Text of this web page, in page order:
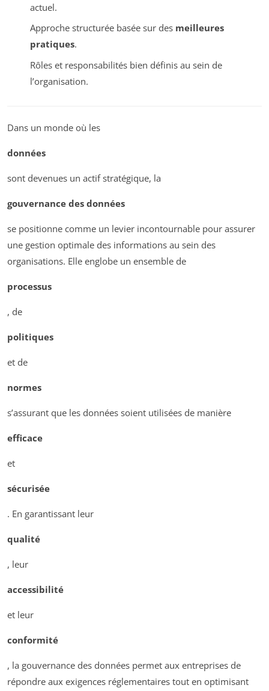
actuel.
Approche structurée basée sur des meilleures
pratiques.
Rôles et responsabilités bien définis au sein de
l’organisation.
Dans un monde où les
données
sont devenues un actif stratégique, la
gouvernance des données
se positionne comme un levier incontournable pour assurer
une gestion optimale des informations au sein des
organisations. Elle englobe un ensemble de
processus
, de
politiques
et de
normes
s’assurant que les données soient utilisées de manière
efficace
et
sécurisée
. En garantissant leur
qualité
, leur
accessibilité
et leur
conformité
, la gouvernance des données permet aux entreprises de
répondre aux exigences réglementaires tout en optimisant